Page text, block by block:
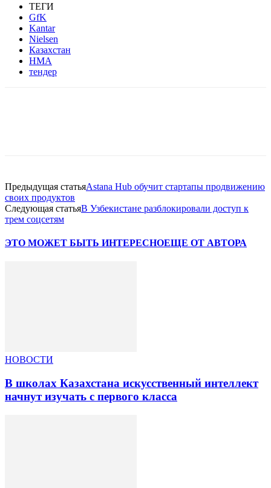
ТЕГИ
GfK
Kantar
Nielsen
Казахстан
НМА
тендер
Предыдущая статьяAstana Hub обучит стартапы продвижению
своих продуктов
Следующая статьяВ Узбекистане разблокировали доступ к
трем соцсетям
ЭТО МОЖЕТ БЫТЬ ИНТЕРЕСНОЕЩЕ ОТ АВТОРА
НОВОСТИ
В школах Казахстана искусственный интеллект
начнут изучать с первого класса